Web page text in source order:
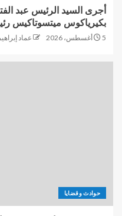
أجرى السيد الرئيس عبد
بكيرياكوس ميتسوتاكيس
5 أغسطس، 2026 عماد
حوادث وقضايا